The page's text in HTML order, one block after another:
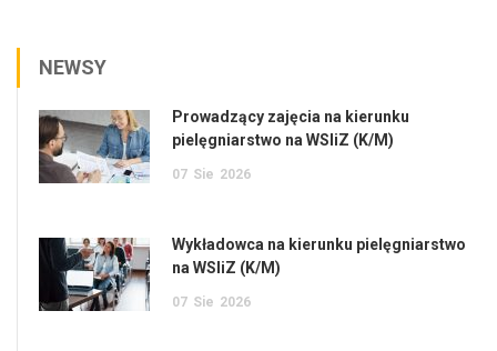
NEWSY
Prowadzący zajęcia na kierunku
pielęgniarstwo na WSIiZ (K/M)
07 Sie 2026
Wykładowca na kierunku pielęgniarstwo
na WSIiZ (K/M)
07 Sie 2026